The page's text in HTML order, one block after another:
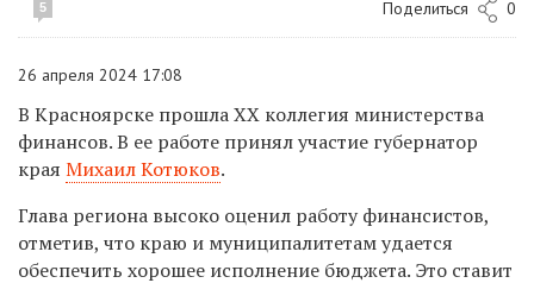
5 Поделиться 0
26 апреля 2024 17:08
В Красноярске прошла XX коллегия министерства
финансов. В ее работе принял участие губернатор
края Михаил Котюков.
Глава региона высоко оценил работу финансистов,
отметив, что краю и муниципалитетам удается
обеспечить хорошее исполнение бюджета. Это ставит